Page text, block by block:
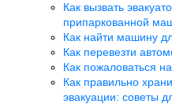
Как вызвать
припаркованной
Как найти машину
Как перевезти
Как пожаловаться
Как правильно
эвакуации: советы